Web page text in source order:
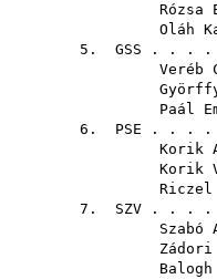
Rózsa
Oláh
5. GSS . . . .
Veréb
Paál
6. PSE . . . .
Korik
Korik
Riczel
7. SZV . . . .
Szabó